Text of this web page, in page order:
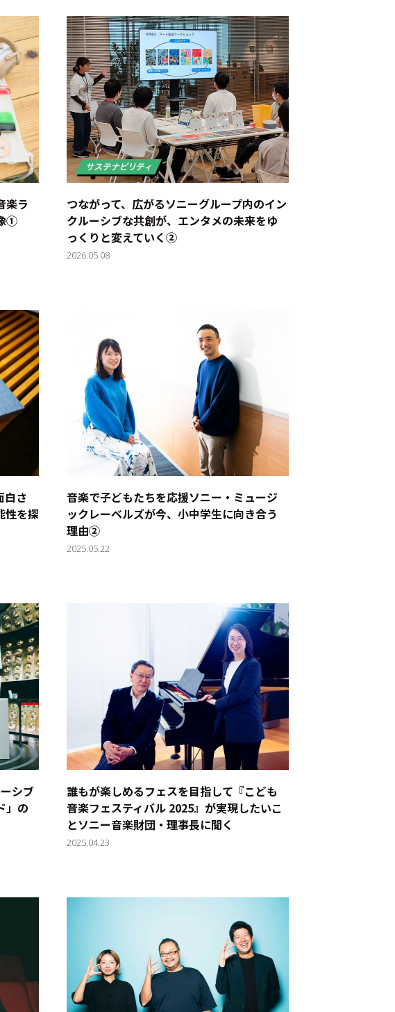
楽ラ
①
つながって、広がる――ソニーグループ内のイン
クルーシブな共創が、エンタメの未来をゆ
っくりと変えていく②
2026.05.08
白さ
性を探
音楽で子どもたちを応援――ソニー・ミュージ
ックレーベルズが今、小中学生に向き合う
理由②
2025.05.22
シブ
」の
誰もが楽しめるフェスを目指して『こども
音楽フェスティバル 2025』が実現したいこ
と――ソニー音楽財団・理事長に聞く
2025.04.23